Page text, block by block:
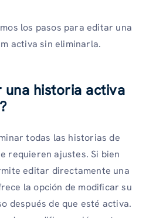
los pasos para editar una
activa sin eliminarla.
una historia activa
todas las historias de
requieren ajustes. Si bien
editar directamente una
la opción de modificar su
después de que esté activa.